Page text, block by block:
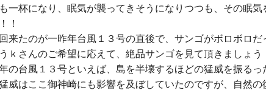
一杯になり、眠気が襲ってきそうになりつつも、その眠
！
回来たのが一昨年台風１３号の直後で、サンゴがボロボロだ
ｋさんのご希望に応えて、絶品サンゴを見て頂きましょう
の台風１３号といえば、島を半壊するほどの猛威を振るっ
威はここ御神崎にも影響を及ぼしていたのですが、自然